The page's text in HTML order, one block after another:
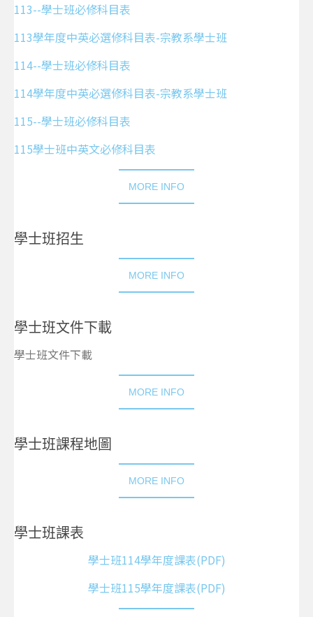
113--學士班必修科目表
113學年度中英必選修科目表-宗教系學士班
114--學士班必修科目表
114學年度中英必選修科目表-宗教系學士班
115--學士班必修科目表
115學士班中英文必修科目表
MORE INFO
學士班招生
MORE INFO
學士班文件下載
學士班文件下載
MORE INFO
學士班課程地圖
MORE INFO
學士班課表
學士班114學年度課表(PDF)
學士班115學年度課表(PDF)